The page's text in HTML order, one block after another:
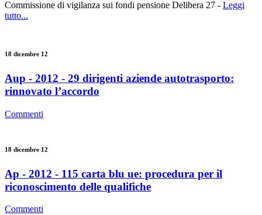
Commissione di vigilanza sui fondi pensione Delibera 27 - Leggi
tutto...
18 dicembre 12
Aup - 2012 - 29 dirigenti aziende autotrasporto:
rinnovato l’accordo
Commenti
18 dicembre 12
Ap - 2012 - 115 carta blu ue: procedura per il
riconoscimento delle qualifiche
Commenti